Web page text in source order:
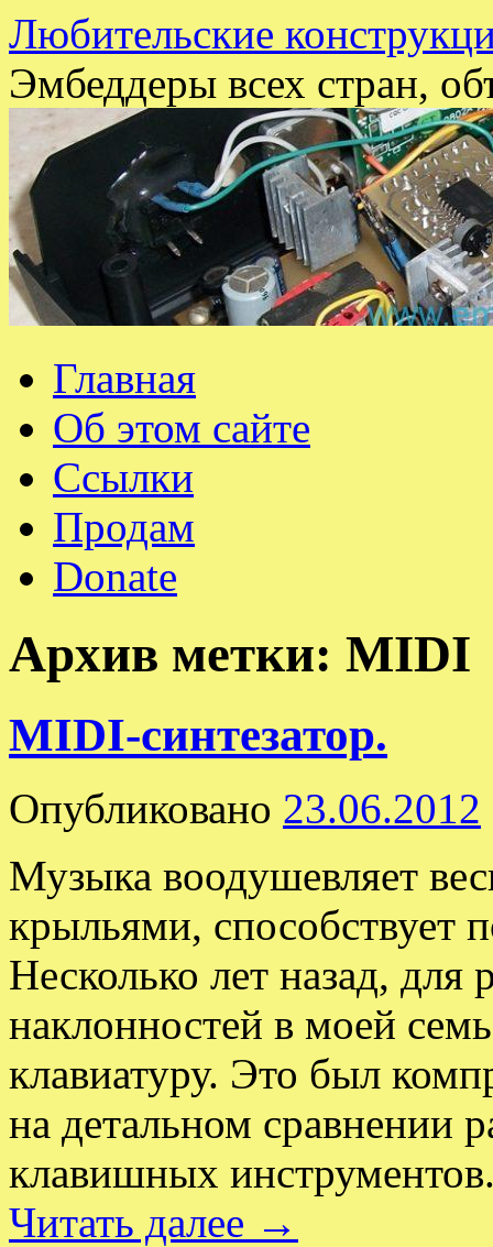
Любительские
Эмбеддеры всех стран,
Перейти
содержимому
Главная
Об этом сайте
Ссылки
Продам
Donate
Архив метки: MIDI
MIDI-синтезатор.
Опубликовано 23.06.2012
Музыка воодушевляет
крыльями, способствует
Несколько лет назад, для
наклонностей в моей
клавиатуру. Это был
на детальном сравнении
клавишных
Читать далее →